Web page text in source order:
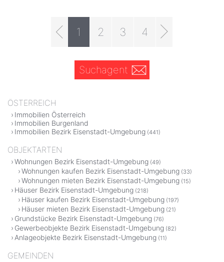
1 2 3 4
Suchagent
ÖSTERREICH
Immobilien Österreich
Immobilien Burgenland
Immobilien Bezirk Eisenstadt-Umgebung (441)
OBJEKTARTEN
Wohnungen Bezirk Eisenstadt-Umgebung (49)
Wohnungen kaufen Bezirk Eisenstadt-Umgebung (33)
Wohnungen mieten Bezirk Eisenstadt-Umgebung (15)
Häuser Bezirk Eisenstadt-Umgebung (218)
Häuser kaufen Bezirk Eisenstadt-Umgebung (197)
Häuser mieten Bezirk Eisenstadt-Umgebung (21)
Grundstücke Bezirk Eisenstadt-Umgebung (76)
Gewerbeobjekte Bezirk Eisenstadt-Umgebung (82)
Anlageobjekte Bezirk Eisenstadt-Umgebung (11)
GEMEINDEN